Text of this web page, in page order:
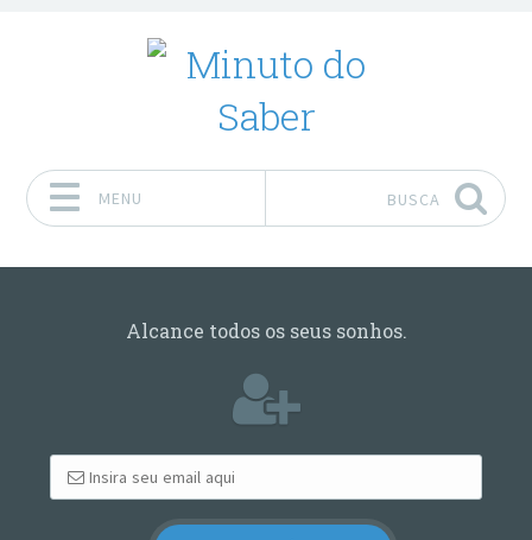
MENU BUSCA
Alcance todos os seus sonhos.